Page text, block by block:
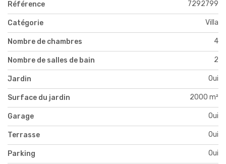
Référence 7292799
Catégorie Villa
Nombre de chambres 4
Nombre de salles de bain 2
Jardin Oui
Surface du jardin 2000 m²
Garage Oui
Terrasse Oui
Parking Oui